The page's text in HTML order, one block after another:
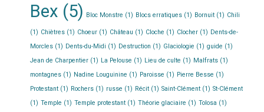
Bex (5) Bloc Monstre (1) Blocs erratiques(1) Bornuit(1) Chili
(1) Chiètres(1) Choeur(1) Château (1) Cloche (1) Clocher(1) Dents-de-
Morcles(1) Dents-du-Midi (1) Destruction (1) Glaciologie (1) guide (1)
Jean de Charpentier(1) La Pelouse (1) Lieu de culte (1) Malfrats(1)
montagnes(1) Nadine Louguinine (1) Paroisse (1) Pierre Besse (1)
Protestant(1) Rochers(1) russe (1) Récit(1) Saint-Clément(1) St-Clément
(1) Temple (1) Temple protestant(1) Théorie glaciaire (1) Tolosa (1)